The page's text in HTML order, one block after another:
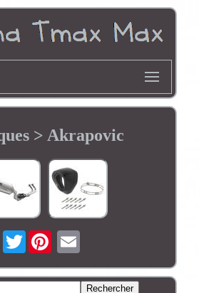
> Akrapovic
Twitter